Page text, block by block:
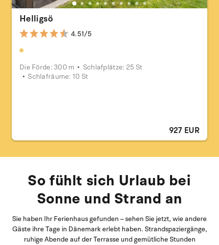
Helligsö
4.51/5
Die Förde: 300 m
Schlafplätze: 25 St
Schlafräume: 10 St
927 EUR
So fühlt sich Urlaub bei
Sonne und Strand an
Sie haben Ihr Ferienhaus gefunden – sehen Sie jetzt, wie andere
Gäste ihre Tage in Dänemark erlebt haben. Strandspaziergänge,
ruhige Abende auf der Terrasse und gemütliche Stunden